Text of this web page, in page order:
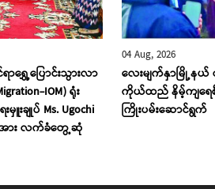
ရွှေ့ပြောင်းသွားလာ
IOM) ရုံး
းချုပ် Ms. Ugochi
အား လက်ခံတွေ့ဆုံ
04 Aug, 2026
လေးမျက်နှာမြို့နယ်
ကိုယ်ထည် နိမ့်ကျရေစီ
ကြိုးပမ်းဆောင်ရွက်